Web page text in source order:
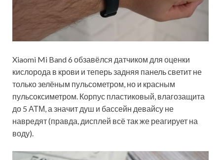
Xiaomi Mi Band 6 обзавёлся датчиком для оценки
кислорода в крови и теперь задняя панель светит не
только зелёным пульсометром, но и красным
пульсоксиметром. Корпус пластиковый, влагозащита
до 5 АТМ, а значит душ и бассейн девайсу не
навредят (правда, дисплей всё так же реагирует на
воду).